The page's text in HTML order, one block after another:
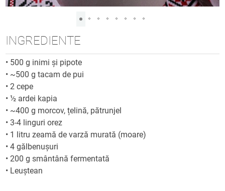
INGREDIENTE
• 500 g inimi și pipote
• ~500 g tacam de pui
• 2 cepe
•½ ardei kapia
• ~400 g morcov, țelină, pătrunjel
•3-4 linguri orez
• 1 litru zeamă de varză murată (moare)
•4 gălbenușuri
• 200 g smântână fermentată
• Leuștean